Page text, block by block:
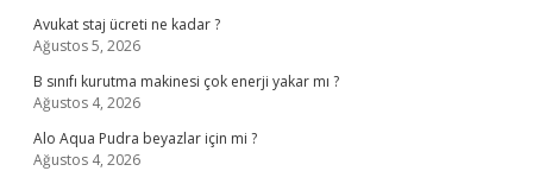
Avukat staj ücreti ne kadar ?
Ağustos 5, 2026
B sınıfı kurutma makinesi çok enerji yakar mı ?
Ağustos 4, 2026
Alo Aqua Pudra beyazlar için mi ?
Ağustos 4, 2026